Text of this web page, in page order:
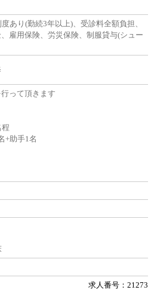
あり(勤続3年以上)、受診料全額負担、
雇用保険、労災保険、制服貸与(シュー
って頂きます
程
+助手1名
求人番号：21273